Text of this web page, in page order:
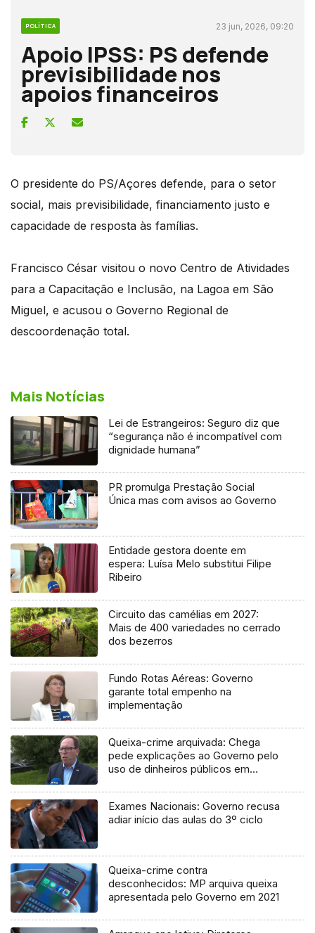
POLÍTICA 23 jun, 2026, 09:20
Apoio IPSS: PS defende
previsibilidade nos
apoios financeiros
O presidente do PS/Açores defende, para o setor
social, mais previsibilidade, financiamento justo e
capacidade de resposta às famílias.
Francisco César visitou o novo Centro de Atividades
para a Capacitação e Inclusão, na Lagoa em São
Miguel, e acusou o Governo Regional de
descoordenação total.
Mais Notícias
Lei de Estrangeiros: Seguro diz que
“segurança não é incompatível com
dignidade humana”
PR promulga Prestação Social
Única mas com avisos ao Governo
Entidade gestora doente em
espera: Luísa Melo substitui Filipe
Ribeiro
Circuito das camélias em 2027:
Mais de 400 variedades no cerrado
dos bezerros
Fundo Rotas Aéreas: Governo
garante total empenho na
implementação
Queixa-crime arquivada: Chega
pede explicações ao Governo pelo
uso de dinheiros públicos em
Exames Nacionais: Governo recusa
adiar início das aulas do 3º ciclo
Queixa-crime contra
desconhecidos: MP arquiva queixa
apresentada pelo Governo em 2021